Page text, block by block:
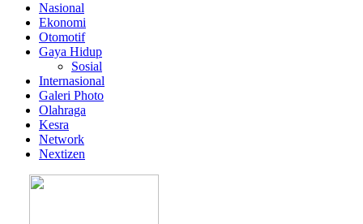
Nasional
Ekonomi
Otomotif
Gaya Hidup
Sosial
Internasional
Galeri Photo
Olahraga
Kesra
Network
Nextizen